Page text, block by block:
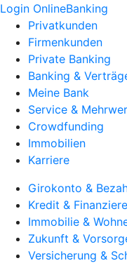
Login OnlineBanking
Privatkunden
Firmenkunden
Private Banking
Banking &
Meine Bank
Service &
Crowdfunding
Immobilien
Karriere
Girokonto &
Kredit &
Immobilie &
Zukunft &
Versicherung &